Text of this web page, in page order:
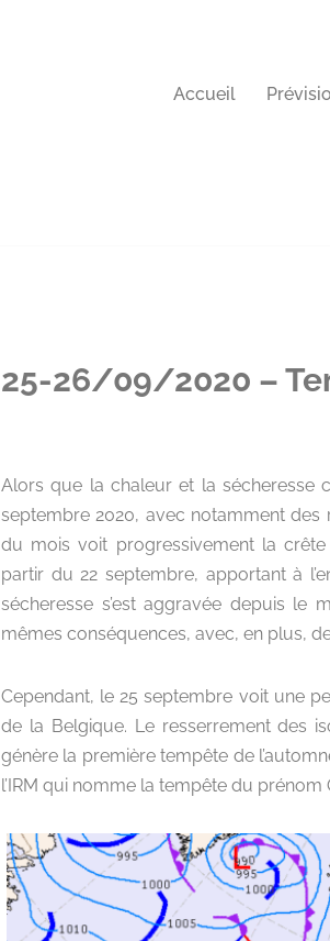
Accueil
25-26/09/2020 –
Alors que la chaleur et la sécheresse
septembre 2020, avec notamment
du mois voit progressivement la crête
partir du 22 septembre, apportant à
sécheresse s’est aggravée depuis le
mêmes conséquences, avec, en plus,
Cependant, le 25 septembre voit une
de la Belgique. Le resserrement des
génère la première tempête de
l’IRM qui nomme la tempête du prénom